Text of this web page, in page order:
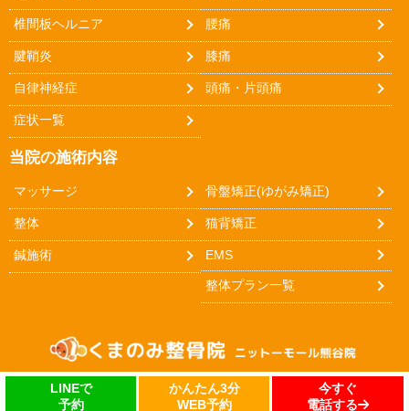
椎間板ヘルニア 腰痛
腱鞘炎 膝痛
自律神経症 頭痛・片頭痛
症状一覧
当院の施術内容
マッサージ 骨盤矯正(ゆがみ矯正)
整体 猫背矯正
鍼施術 EMS
整体プラン一覧
LINEで かんたん3分
WEB予約
今すぐ
電話する